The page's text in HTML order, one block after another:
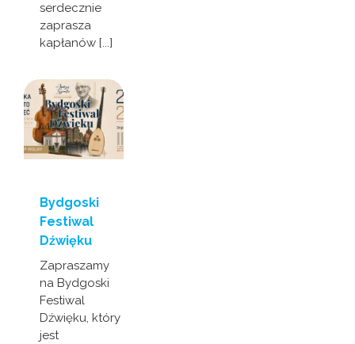
serdecznie
zaprasza
kapłanów [...]
Bydgoski
Festiwal
Dźwięku
Zapraszamy
na Bydgoski
Festiwal
Dźwięku, który
jest